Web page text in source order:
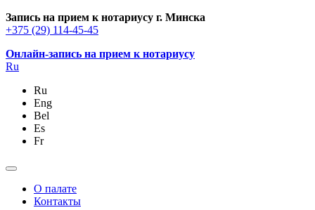
Запись на прием к нотариусу г. Минска
+375 (29) 114-45-45
Онлайн-запись на прием к нотариусу
Ru
Ru
Eng
Bel
Es
Fr
О палате
Контакты